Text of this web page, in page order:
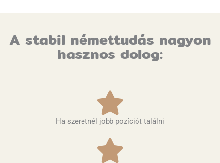
A stabil némettudás nagyon
hasznos dolog:
Ha szeretnél jobb pozíciót találni